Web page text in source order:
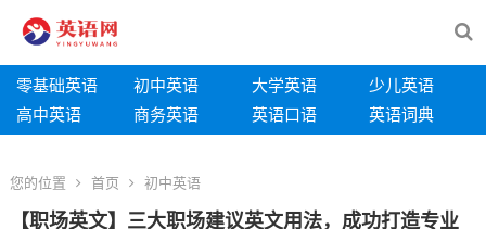
零基础英语 初中英语 大学英语
少儿英语
高中英语
商务英语 英语口语 英语词典
您的位置 首页 初中英语
【职场英文】三大职场建议英文用法，成功打造专业